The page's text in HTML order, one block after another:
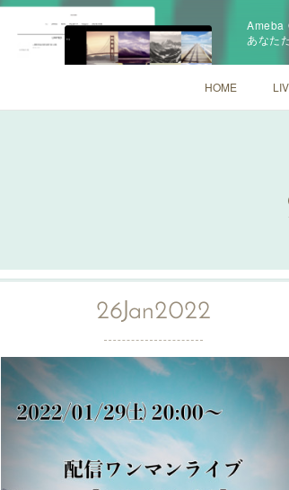
Ameba
あなた
HOME
26Jan2022